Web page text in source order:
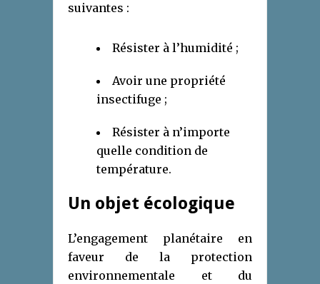
suivantes :
Résister à l’humidité ;
Avoir une propriété
insectifuge ;
Résister à n’importe
quelle condition de
température.
Un objet écologique
L’engagement planétaire en
faveur de la protection
environnementale et du